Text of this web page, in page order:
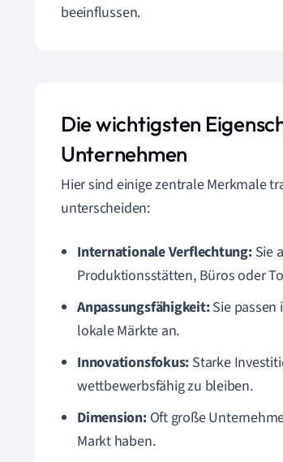
beeinflussen.
Die wichtigsten
Unternehmen
Hier sind einige zentrale Merkmale
unterscheiden:
Internationale Verflechtung:Sie
Produktionsstätten, Büros oder
Anpassungsfähigkeit:Sie passen
lokale Märkte an.
Innovationsfokus: Starke
wettbewerbsfähig zu bleiben.
Dimension:Oft große
Markt haben.